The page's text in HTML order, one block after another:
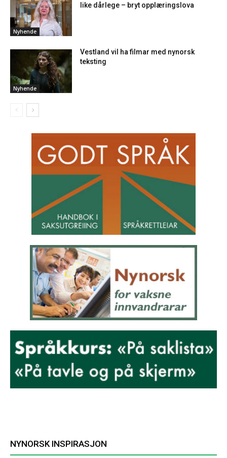
Nyhende
like dårlege – bryt opplæringslova
Nyhende
Vestland vil ha filmar med nynorsk
teksting
NYNORSK INSPIRASJON